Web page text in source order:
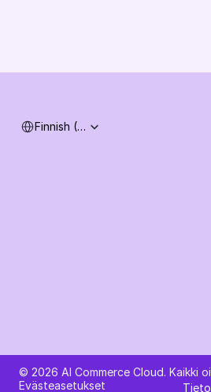
Finnish (Finland)
© 2026 AI Commerce Cloud. Kaikki
Evästeasetukset